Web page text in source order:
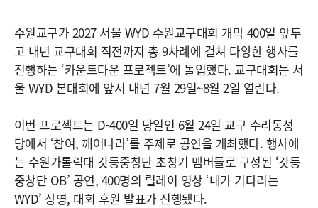
수원교구가 2027 서울 WYD 수원교구대회 개막 400일 앞두
고 내년 교구대회 직전까지 총 9차례에 걸쳐 다양한 행사를
진행하는 ‘카운트다운 프로젝트’에 돌입했다. 교구대회는 서
울 WYD 본대회에 앞서 내년 7월 29일~8월 2일 열린다.
이번 프로젝트는 D-400일 당일인 6월 24일 교구 수리동성
당에서 ‘참여, 깨어나라’를 주제로 공연을 개최했다. 행사에
는 수원가톨릭대 갓등중창단 초창기 멤버들로 구성된 ‘갓등
중창단 OB’ 공연, 400명의 릴레이 영상 ‘내가 기다리는
WYD’ 상영, 대회 후원 발표가 진행됐다.